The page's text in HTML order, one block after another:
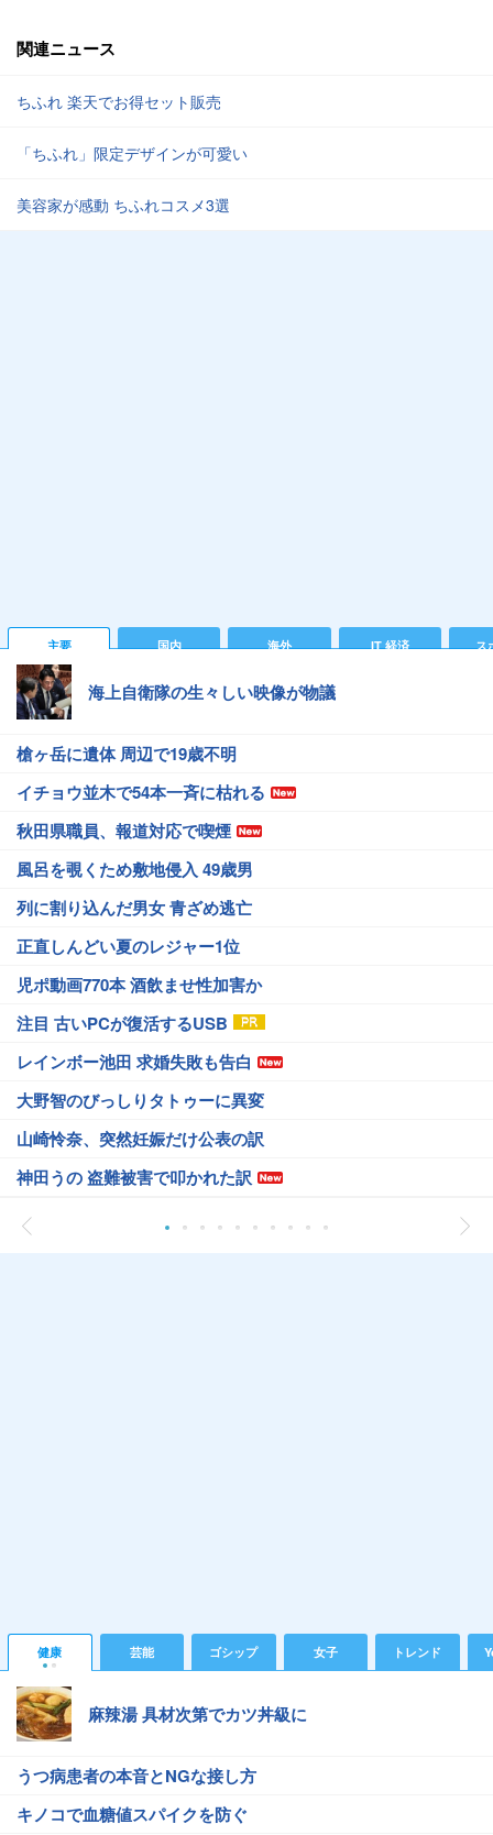
関連ニュース
ちふれ 楽天でお得セット販売
「ちふれ」限定デザインが可愛い
美容家が感動 ちふれコスメ3選
主要 国内 海外 IT 経済 ス
海上自衛隊の生々しい映像が物議
槍ヶ岳に遺体 周辺で19歳不明
イチョウ並木で54本一斉に枯れる
秋田県職員、報道対応で喫煙
風呂を覗くため敷地侵入 49歳男
列に割り込んだ男女 青ざめ逃亡
正直しんどい夏のレジャー1位
児ポ動画770本 酒飲ませ性加害か
注目 古いPCが復活するUSB
レインボー池田 求婚失敗も告白
大野智のびっしりタトゥーに異変
山崎怜奈、突然妊娠だけ公表の訳
神田うの 盗難被害で叩かれた訳
健康 芸能 ゴシップ 女子 トレンド
麻辣湯 具材次第でカツ丼級に
うつ病患者の本音とNGな接し方
キノコで血糖値スパイクを防ぐ